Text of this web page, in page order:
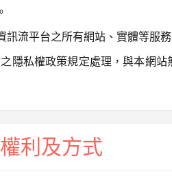
流平台之所有網站、實體等服務
隱私權政策規定處理，與本網
利及方式